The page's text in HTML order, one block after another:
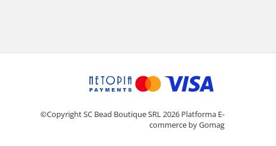
©Copyright SC Bead Boutique SRL 2026 Platforma E-
commerce by Gomag